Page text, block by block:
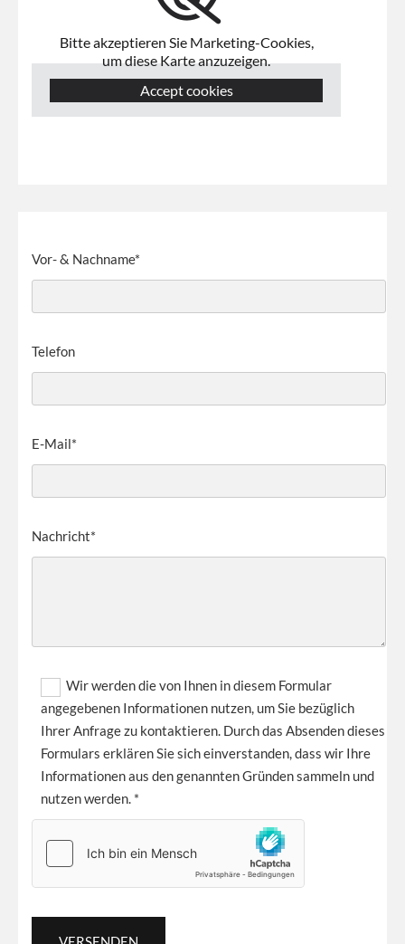
Bitte akzeptieren Sie Marketing-Cookies,
um diese Karte anzuzeigen.
Accept cookies
Vor- & Nachname*
Telefon
E-Mail*
Nachricht*
Wir werden die von Ihnen in diesem Formular
angegebenen Informationen nutzen, um Sie bezüglich
Ihrer Anfrage zu kontaktieren. Durch das Absenden dieses
Formulars erklären Sie sich einverstanden, dass wir Ihre
Informationen aus den genannten Gründen sammeln und
nutzen werden. *